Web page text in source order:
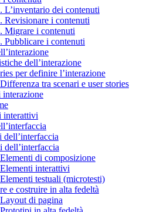
L’inventario dei contenuti
Revisionare i contenuti
Migrare i contenuti
Pubblicare i contenuti
dell’interazione
per definire l’interazione
tra scenari e user stories
interazione
interattivi
dell’interfaccia
di composizione
interattivi
testuali (microtesti)
e costruire in alta fedeltà
di pagina